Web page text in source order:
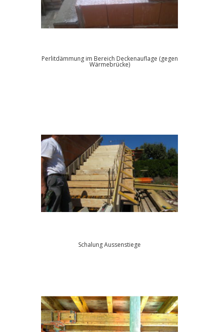
Perlitdämmung im Bereich Deckenauflage (gegen
Wärmebrücke)
Schalung Aussenstiege